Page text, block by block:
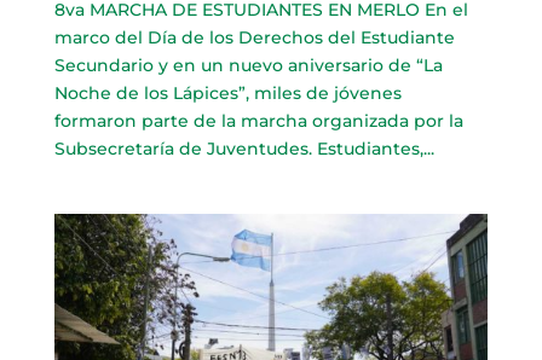
8va MARCHA DE ESTUDIANTES EN MERLO En el
marco del Día de los Derechos del Estudiante
Secundario y en un nuevo aniversario de “La
Noche de los Lápices”, miles de jóvenes
formaron parte de la marcha organizada por la
Subsecretaría de Juventudes. Estudiantes,...